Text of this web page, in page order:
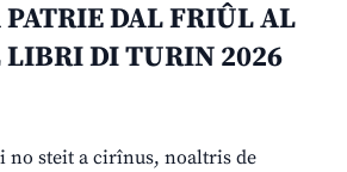
DAL FRIÛL AL
LIBRI DI TURIN 2026
no steit a cirînus, noaltris de